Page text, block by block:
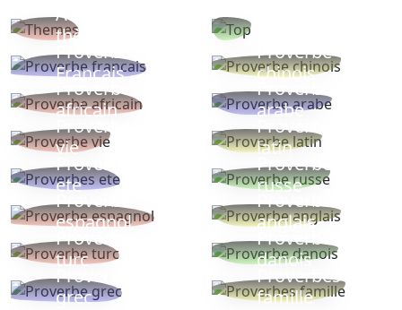
Autres
thèmes
Proverbe
Français
Proverbe
chinois
Proverbe
africain
Proverbe
arabe
Proverbe
vie
Proverbe
latin
Proverbes
ete
Proverbe
russe
Proverbe
espagnol
Proverbe
anglais
Proverbe
turc
Proverbe
danois
Proverbe
grec
Proverbes
famille